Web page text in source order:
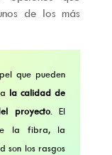
de los más
que pueden
la calidad de
proyecto. El
la fibra, la
son los rasgos